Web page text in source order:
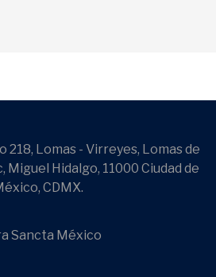
218, Lomas - Virreyes, Lomas de
Miguel Hidalgo, 11000 Ciudad de
CDMX.
Sancta México